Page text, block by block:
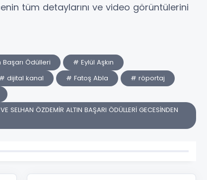
tüm detaylarını ve video görüntülerini
Başarı Ödülleri
# Eylül Aşkın
# dijital kanal # Fatoş Abla
# röportaj
SELHAN ÖZDEMİR ALTIN BAŞARI ÖDÜLLERİ GECESİNDEN